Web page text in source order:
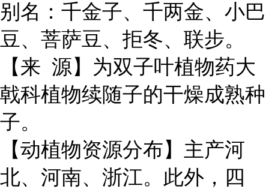
别名：千金子、千两金、小巴
豆、菩萨豆、拒冬、联步。
【来 源】为双子叶植物药大
戟科植物续随子的干燥成熟种
子。
【动植物资源分布】主产河
北、河南、浙江。此外，四